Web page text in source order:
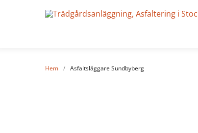
Hem / Asfaltsläggare Sundbyberg